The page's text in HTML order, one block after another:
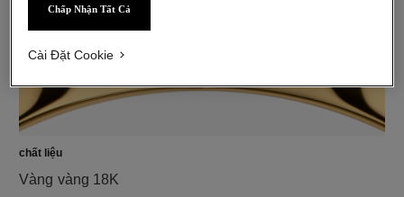
chất liệu
Vàng vàng 18K
Chấp Nhận Tất Cả
Cài Đặt Cookie